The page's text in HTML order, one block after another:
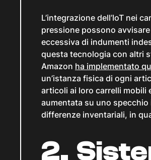
L’integrazione dell’IoT nei
pressione possono
eccessiva di indumenti
questa tecnologia con altri
Amazon ha implementato
un’istanza fisica di ogni
articoli ai loro carrelli mobili
aumentata su uno
differenze inventariali, in
2.